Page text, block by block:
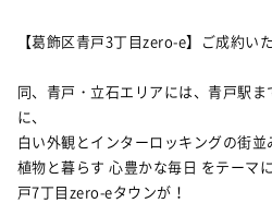
スタッフブログ
耐震等級3の家づくり
【葛飾区青戸3丁目zero-e】ご成約い
同、青戸・立石エリアには、青戸駅
に、
白い外観とインターロッキングの街並
植物と暮らす 心豊かな毎日 をテーマ
戸7丁目zero-eタウンが！